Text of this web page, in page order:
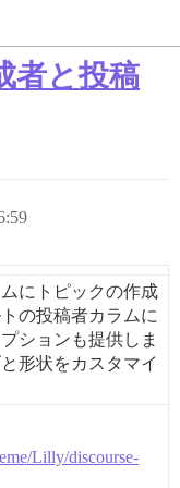
者と投稿
にトピックの作成
の投稿者カラムに
ションも提供しま
形状をカスタマイ
Lilly/discourse-